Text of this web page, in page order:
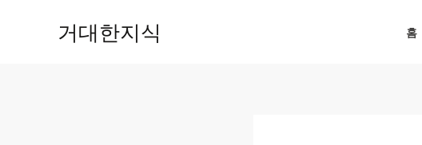
거대한지식 홈